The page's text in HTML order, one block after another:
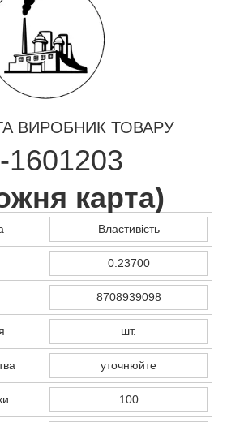
ВИРОБНИК ТОВАРУ
1601203
карта)
Властивість
0.23700
8708939098
шт.
уточнюйте
100